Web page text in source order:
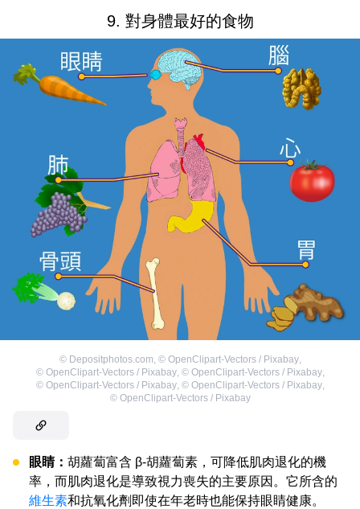
9. 對身體最好的食物
© Depositphotos.com, © OpenClipart-Vectors / Pixabay,
© OpenClipart-Vectors / Pixabay, © OpenClipart-Vectors / Pixabay,
© OpenClipart-Vectors / Pixabay, © OpenClipart-Vectors / Pixabay,
© OpenClipart-Vectors / Pixabay
眼睛： 胡蘿蔔富含 β-胡蘿蔔素，可降低肌肉退化的機
率，而肌肉退化是導致視力喪失的主要原因。它所含的
維生素和抗氧化劑即使在年老時也能保持眼睛健康。